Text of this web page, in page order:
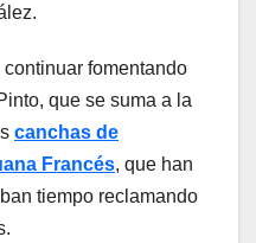
fomentando
que se suma a la
canchas de
Francés, que han
tiempo reclamando